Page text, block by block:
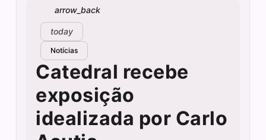
arrow_back
today
Notícias
Catedral recebe
exposição
idealizada por Carlo